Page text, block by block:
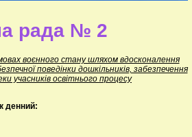
рада № 2
воєнного стану шляхом вдосконалення
поведінки дошкільників, забезпечення
учасників освітнього процесу
денний: